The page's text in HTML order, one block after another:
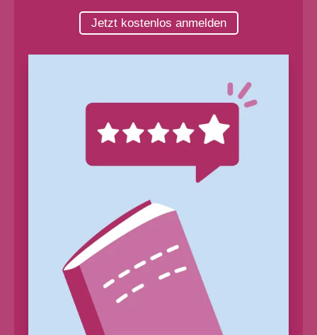
Jetzt kostenlos anmelden